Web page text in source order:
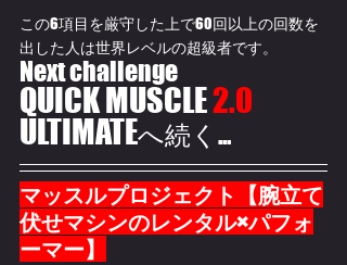
この6項目を厳守した上で60回以上の回数を
出した人は世界レベルの超級者です。
Next challenge
QUICK MUSCLE 2.0
ULTIMATEへ続く...
マッスルプロジェクト【腕立て
伏せマシンのレンタル×パフォ
ーマー】